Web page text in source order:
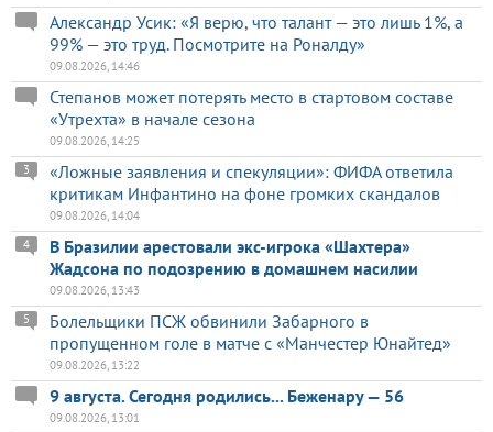
Александр Усик: «Я верю, что талант — это лишь 1%, а
99% — это труд. Посмотрите на Роналду»
09.08.2026, 14:46
Степанов может потерять место в стартовом составе
«Утрехта» в начале сезона
09.08.2026, 14:25
«Ложные заявления и спекуляции»: ФИФА ответила
критикам Инфантино на фоне громких скандалов
3
09.08.2026, 14:04
В Бразилии арестовали экс-игрока «Шахтера»
Жадсона по подозрению в домашнем насилии
4
09.08.2026, 13:43
Болельщики ПСЖ обвинили Забарного в
пропущенном голе в матче с «Манчестер Юнайтед»
5
09.08.2026, 13:22
9 августа. Сегодня родились... Беженару — 56
09.08.2026, 13:01